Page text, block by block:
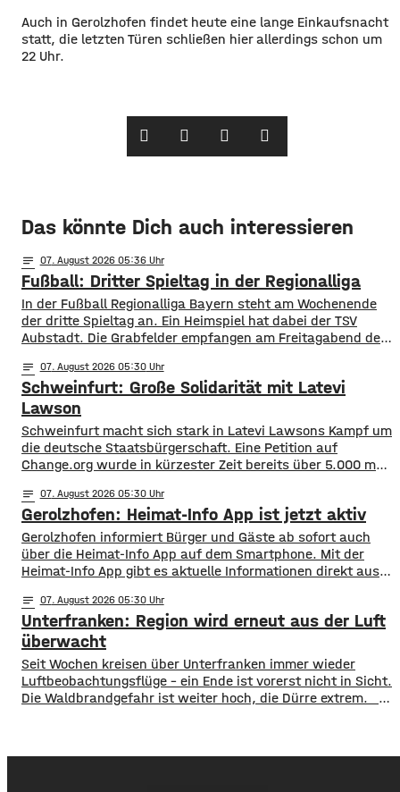
Auch in Gerolzhofen findet heute eine lange Einkaufsnacht
statt, die letzten Türen schließen hier allerdings schon um
22 Uhr.
Das könnte Dich auch interessieren
notes 07. August 2026 05:36
Fußball: Dritter Spieltag in der Regionalliga
In der Fußball Regionalliga Bayern steht am Wochenende
der dritte Spieltag an. Ein Heimspiel hat dabei der TSV
Aubstadt. Die Grabfelder empfangen am Freitagabend den
Siegen aus zwei Spielen aktuell an der Tabellenspitze
stehen, hat Aubstadt erst ein Ligaspiel absolviert, dieses
aber gegen Schweinfurt gewonnen. Anpfiff ist
notes 07. August 2026 05:30
Schweinfurt: Große Solidarität mit Latevi
Lawson
Schweinfurt macht sich stark in Latevi Lawsons Kampf um
die deutsche Staatsbürgerschaft. Eine Petition auf
Change.org wurde in kürzester Zeit bereits über 5.000 mal
seit vielen Jahren in Schweinfurt. Seit über acht Jahren
betreibt er ein Restaurant, bietet Kochkurse an und
organisiert Caterings. Dennoch droht ihm gemeinsam
notes 07. August 2026 05:30
Gerolzhofen: Heimat-Info App ist jetzt aktiv
Gerolzhofen informiert Bürger und Gäste ab sofort auch
über die Heimat-Info App auf dem Smartphone. Mit der
Heimat-Info App gibt es aktuelle Informationen direkt aus
und Kultur und einen Veranstaltungskalender. Sie
informiert auch über Vereine, Straßensperrungen oder
aktuell zum Beispiel den Marktplatzumbau. Auf der
Plattform Heimat-Info sind
notes 07. August 2026 05:30
Unterfranken: Region wird erneut aus der Luft
überwacht
​​Seit Wochen kreisen über Unterfranken immer wieder
Luftbeobachtungsflüge – ein Ende ist vorerst nicht in Sicht.
Die Waldbrandgefahr ist weiter hoch, die Dürre extrem. ​